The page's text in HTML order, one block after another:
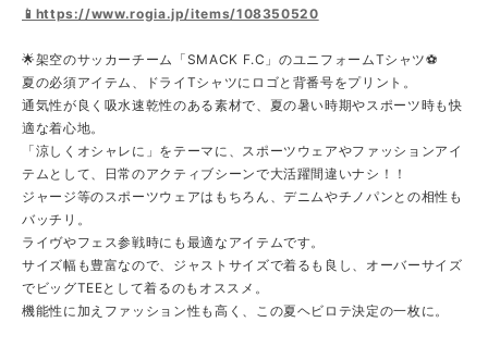
📱https://www.rogia.jp/items/108350520
🌟架空のサッカーチーム「SMACK F.C」のユニフォームTシャツ⚽
夏の必須アイテム、ドライTシャツにロゴと背番号をプリント。
通気性が良く吸水速乾性のある素材で、夏の暑い時期やスポーツ時も快
適な着心地。
「涼しくオシャレに」をテーマに、スポーツウェアやファッションアイ
テムとして、日常のアクティブシーンで大活躍間違いナシ！！
ジャージ等のスポーツウェアはもちろん、デニムやチノパンとの相性も
バッチリ。
ライヴやフェス参戦時にも最適なアイテムです。
サイズ幅も豊富なので、ジャストサイズで着るも良し、オーバーサイズ
でビッグTEEとして着るのもオススメ。
機能性に加えファッション性も高く、この夏ヘビロテ決定の一枚に。